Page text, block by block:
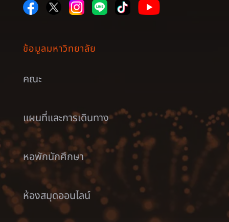
ข้อมูลมหาวิทยาลัย
คณะ
แผนที่และการเดินทาง
หอพักนักศึกษา
ห้องสมุดออนไลน์